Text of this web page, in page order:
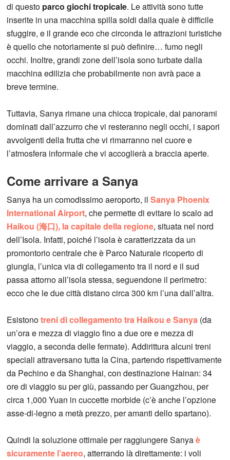
di questo parco giochi tropicale. Le attività sono tutte
inserite in una macchina spilla soldi dalla quale è difficile
sfuggire, e il grande eco che circonda le attrazioni turistiche
è quello che notoriamente si può definire… fumo negli
occhi. Inoltre, grandi zone dell’isola sono turbate dalla
macchina edilizia che probabilmente non avrà pace a
breve termine.
Tuttavia, Sanya rimane una chicca tropicale, dai panorami
dominati dall’azzurro che vi resteranno negli occhi, i sapori
avvolgenti della frutta che vi rimarranno nel cuore e
l’atmosfera informale che vi accoglierà a braccia aperte.
Come arrivare a Sanya
Sanya ha un comodissimo aeroporto, ilSanya Phoenix
International Airport, che permette di evitare lo scalo ad
Haikou (海口), la capitale della regione, situata nel nord
dell’Isola. Infatti, poiché l’isola è caratterizzata da un
promontorio centrale che è Parco Naturale ricoperto di
giungla, l’unica via di collegamento tra il nord e il sud
passa attorno all’isola stessa, seguendone il perimetro:
ecco che le due città distano circa 300 km l’una dall’altra.
Esistonotreni di collegamento tra Haikou e Sanya (da
un’ora e mezza di viaggio fino a due ore e mezza di
viaggio, a seconda delle fermate). Addirittura alcuni treni
speciali attraversano tutta la Cina, partendo rispettivamente
da Pechino e da Shanghai, con destinazione Hainan: 34
ore di viaggio su per giù, passando per Guangzhou, per
circa 1,000 Yuan in cuccette morbide (c’è anche l’opzione
asse-di-legno a metà prezzo, per amanti dello spartano).
Quindi la soluzione ottimale per raggiungere Sanyaè
sicuramente l’aereo, atterrando là direttamente: i voli